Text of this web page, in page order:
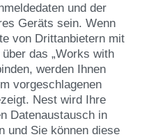
und der
Geräts sein. Wenn
von Drittanbietern mit
das „Works with
werden Ihnen
vorgeschlagenen
Nest wird Ihre
Datenaustausch in
und Sie können diese